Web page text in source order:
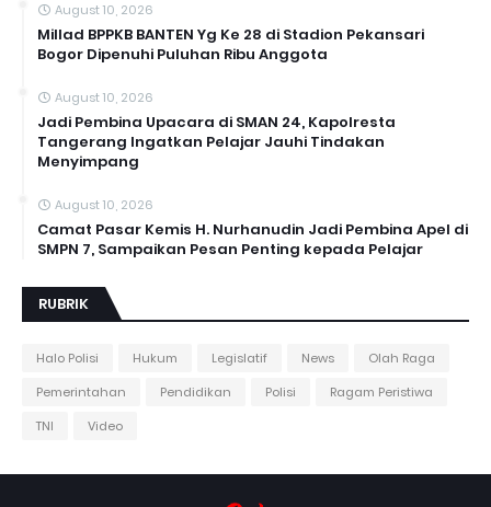
August 10, 2026
Millad BPPKB BANTEN Yg Ke 28 di Stadion Pekansari
Bogor Dipenuhi Puluhan Ribu Anggota
August 10, 2026
Jadi Pembina Upacara di SMAN 24, Kapolresta
Tangerang Ingatkan Pelajar Jauhi Tindakan
Menyimpang
August 10, 2026
Camat Pasar Kemis H. Nurhanudin Jadi Pembina Apel di
SMPN 7, Sampaikan Pesan Penting kepada Pelajar
RUBRIK
Halo Polisi Hukum Legislatif News
Olah Raga
Pemerintahan
Pendidikan Polisi
Ragam Peristiwa
TNI
Video